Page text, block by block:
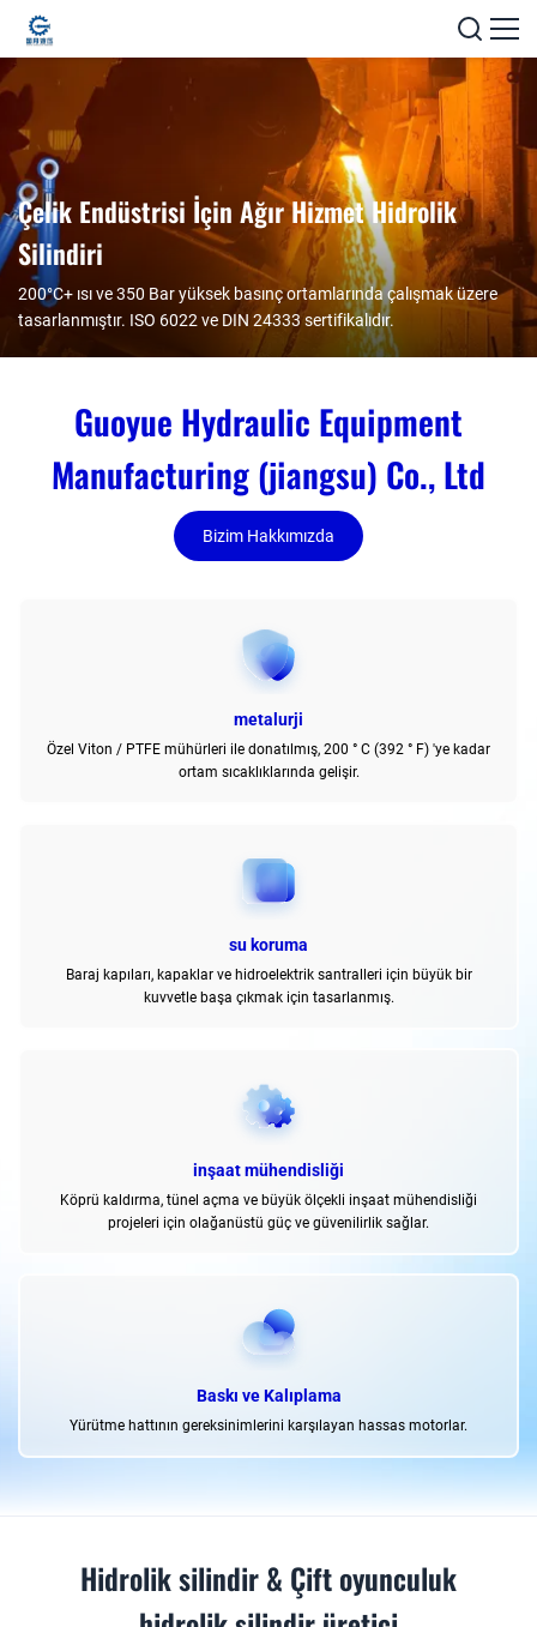
Çelik Endüstrisi İçin Ağır Hizmet Hidrolik
Silindiri
200°C+ ısı ve 350 Bar yüksek basınç ortamlarında çalışmak üzere
tasarlanmıştır. ISO 6022 ve DIN 24333 sertifikalıdır.
Guoyue Hydraulic Equipment
Manufacturing (jiangsu) Co., Ltd
Bizim Hakkımızda
metalurji
Özel Viton / PTFE mühürleri ile donatılmış, 200 ° C (392 ° F) 'ye kadar
ortam sıcaklıklarında gelişir.
su koruma
Baraj kapıları, kapaklar ve hidroelektrik santralleri için büyük bir
kuvvetle başa çıkmak için tasarlanmış.
inşaat mühendisliği
Köprü kaldırma, tünel açma ve büyük ölçekli inşaat mühendisliği
projeleri için olağanüstü güç ve güvenilirlik sağlar.
Baskı ve Kalıplama
Yürütme hattının gereksinimlerini karşılayan hassas motorlar.
Hidrolik silindir & Çift oyunculuk